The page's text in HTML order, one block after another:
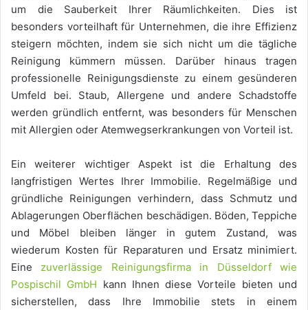
um die Sauberkeit Ihrer Räumlichkeiten. Dies ist
besonders vorteilhaft für Unternehmen, die ihre Effizienz
steigern möchten, indem sie sich nicht um die tägliche
Reinigung kümmern müssen. Darüber hinaus tragen
professionelle Reinigungsdienste zu einem gesünderen
Umfeld bei. Staub, Allergene und andere Schadstoffe
werden gründlich entfernt, was besonders für Menschen
mit Allergien oder Atemwegserkrankungen von Vorteil ist.
Ein weiterer wichtiger Aspekt ist die Erhaltung des
langfristigen Wertes Ihrer Immobilie. Regelmäßige und
gründliche Reinigungen verhindern, dass Schmutz und
Ablagerungen Oberflächen beschädigen. Böden, Teppiche
und Möbel bleiben länger in gutem Zustand, was
wiederum Kosten für Reparaturen und Ersatz minimiert.
Eine
zuverlässige Reinigungsfirma in Düsseldorf wie
Pospischil GmbH kann Ihnen diese Vorteile bieten und
sicherstellen, dass Ihre Immobilie stets in einem